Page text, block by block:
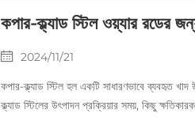
কপার-ক্ল্যাড স্টিল ওয়্যার রডের
2024/11/21
কপার-ক্ল্যাড স্টিল হল একটি সাধারণভাবে ব্যবহৃত খাদ
ক্ল্যাড স্টিলের উৎপাদন প্রক্রিয়ার সময়, কিছু